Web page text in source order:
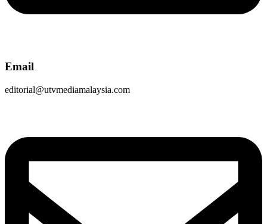
Email
editorial@utvmediamalaysia.com